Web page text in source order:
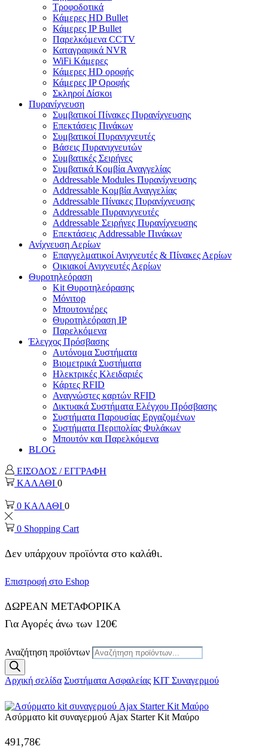
Tροφοδοτικά
Κάμερες HD Βullet
Κάμερες IP Βullet
Παρελκόμενα CCTV
Καταγραφικά NVR
WiFi Kάμερες
Κάμερες HD οροφής
Κάμερες IP Οροφής
Σκληροί Δίσκοι
Πυρανίχνευση
Συμβατικοί Πίνακες Πυρανίχνευσης
Επεκτάσεις Πινάκων
Συμβατικοί Πυρανιχνευτές
Βάσεις Πυρανιχνευτών
Συμβατικές Σειρήνες
Συμβατικά Κομβία Αναγγελίας
Addressable Modules Πυρανίχνευσης
Addressable Κομβία Αναγγελίας
Addressable Πίνακες Πυρανίχνευσης
Addressable Πυρανιχνευτές
Addressable Σειρήνες Πυρανίχνευσης
Επεκτάσεις Addressable Πινάκων
Ανίχνευση Αερίων
Επαγγελματικοί Ανιχνευτές & Πίνακες Αερίων
Οικιακοί Ανιχνευτές Αερίων
Θυροτηλεόραση
Kit Θυροτηλεόρασης
Μόνιτορ
Μπουτονιέρες
Θυροτηλεόραση ΙΡ
Παρελκόμενα
Έλεγχος Πρόσβασης
Aυτόνομα Συστήματα
Βιομετρικά Συστήματα
Ηλεκτρικές Κλειδαριές
Κάρτες RFID
Αναγνώστες καρτών RFID
Δικτυακά Συστήματα Ελέγχου Πρόσβασης
Συστήματα Παρουσίας Εργαζομένων
Συστήματα Περιπολίας Φυλάκων
Mπουτόν και Παρελκόμενα
BLOG
ΕΙΣΟΔΟΣ / ΕΓΓΡΑΦΗ
ΚΑΛΑΘΙ 0
0 ΚΑΛΑΘΙ 0
0 Shopping Cart
Δεν υπάρχουν προϊόντα στο καλάθι.
Επιστροφή στο Eshop
ΔΩΡΕΑΝ ΜΕΤΑΦΟΡΙΚΑ
Για Αγορές άνω των 120€
Αναζήτηση προϊόντων
Αρχική σελίδα Συστήματα Ασφαλείας ΚΙΤ Συναγερμού
Ασύρματο kit συναγερμού Ajax Starter Kit Μαύρο
491,78€